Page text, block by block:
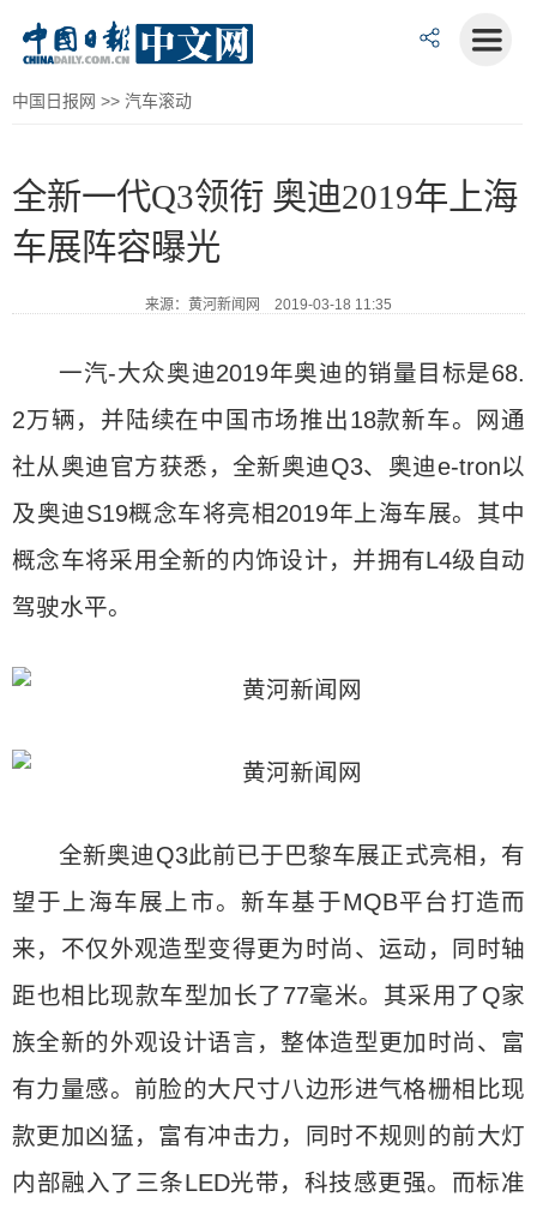
中国日报网 >> 汽车滚动
全新一代Q3领衔 奥迪2019年上海
车展阵容曝光
来源：黄河新闻网 2019-03-18 11:35
一汽-大众奥迪2019年奥迪的销量目标是68.
2万辆，并陆续在中国市场推出18款新车。网通
社从奥迪官方获悉，全新奥迪Q3、奥迪e-tron以
及奥迪S19概念车将亮相2019年上海车展。其中
概念车将采用全新的内饰设计，并拥有L4级自动
驾驶水平。
全新奥迪Q3此前已于巴黎车展正式亮相，有
望于上海车展上市。新车基于MQB平台打造而
来，不仅外观造型变得更为时尚、运动，同时轴
距也相比现款车型加长了77毫米。其采用了Q家
族全新的外观设计语言，整体造型更加时尚、富
有力量感。前脸的大尺寸八边形进气格栅相比现
款更加凶猛，富有冲击力，同时不规则的前大灯
内部融入了三条LED光带，科技感更强。而标准